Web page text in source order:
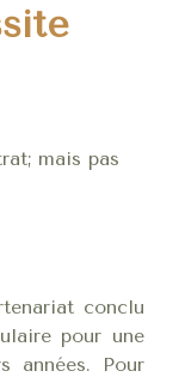
mais pas
conclu
pour une
années. Pour